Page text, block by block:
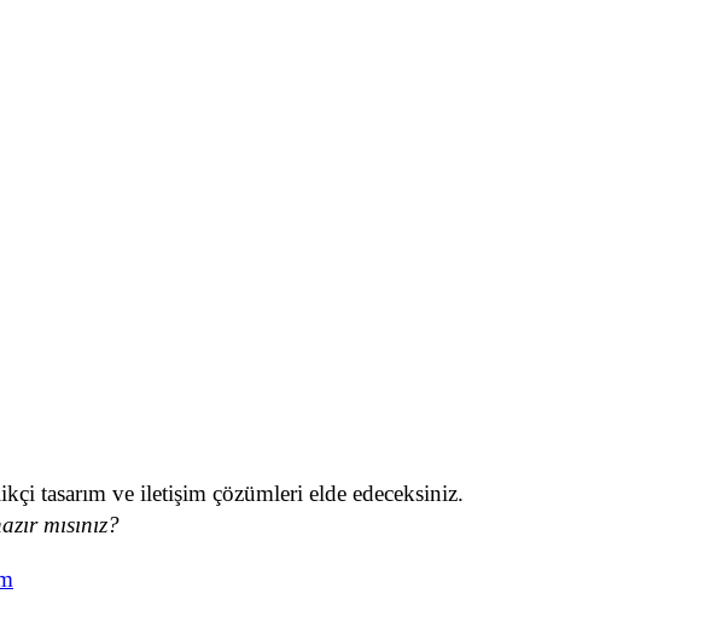
tasarım ve iletişim çözümleri elde edeceksiniz.
mısınız?